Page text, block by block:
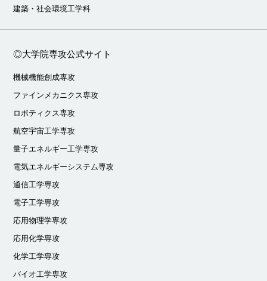
建築・社会環境工学科
◎大学院専攻公式サイト
機械機能創成専攻
ファインメカニクス専攻
ロボティクス専攻
航空宇宙工学専攻
量子エネルギー工学専攻
電気エネルギーシステム専攻
通信工学専攻
電子工学専攻
応用物理学専攻
応用化学専攻
化学工学専攻
バイオ工学専攻